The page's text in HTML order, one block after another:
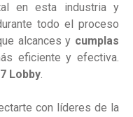
en esta industria y
todo el proceso
alcances y cumplas
eficiente y efectiva.
Lobby.
con líderes de la